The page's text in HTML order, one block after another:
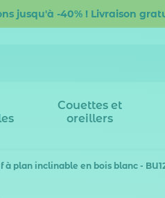
jusqu'à -40% ! Livraison
Couettes et
oreillers
à plan inclinable en bois blanc -